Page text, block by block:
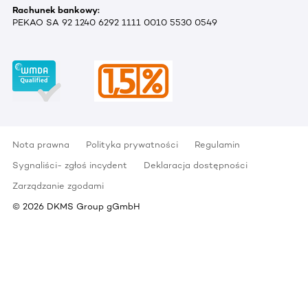
Rachunek bankowy:
PEKAO SA 92 1240 6292 1111 0010 5530 0549
Nota prawna Polityka prywatności
Regulamin
Sygnaliści- zgłoś incydent
Deklaracja dostępności
Zarządzanie zgodami
© 2026 DKMS Group gGmbH